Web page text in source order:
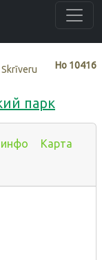
Нo 10416
парк
инфо Карта